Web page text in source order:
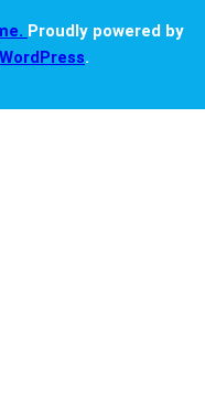
Proudly powered by
WordPress.